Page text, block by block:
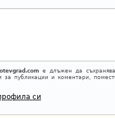
е длъжен да
за публикации и коментари,
си